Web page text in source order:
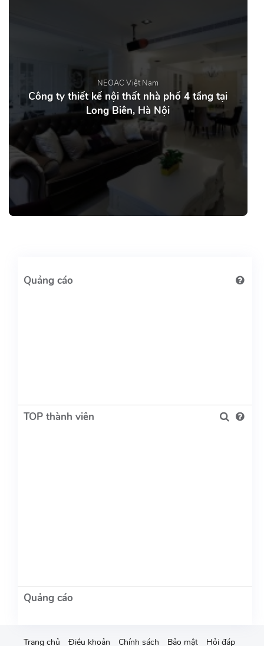
NEOAC Việt Nam
Công ty thiết kế nội thất nhà phố 4 tầng tại
Long Biên, Hà Nội
TOP thành viên
Trang chủ Điều khoản Chính sách Bảo mật Hỏi đáp